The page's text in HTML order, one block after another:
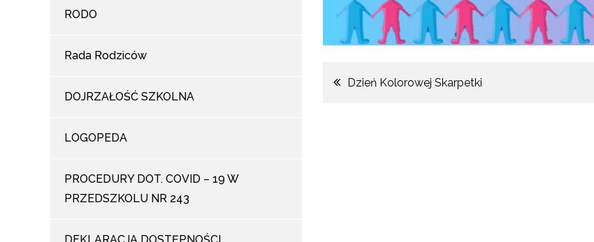
Nawigacja
Dzień Kolorowej Skarpetki
RODO
Rada Rodziców
DOJRZAŁOŚĆ SZKOLNA
LOGOPEDA
PROCEDURY DOT. COVID – 19 W
PRZEDSZKOLU NR 243